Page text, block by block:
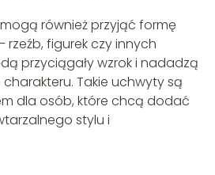
również przyjąć formę
rzeźb, figurek czy innych
przyciągały wzrok i nadadzą
Takie uchwyty są
dla osób, które chcą dodać
stylu i